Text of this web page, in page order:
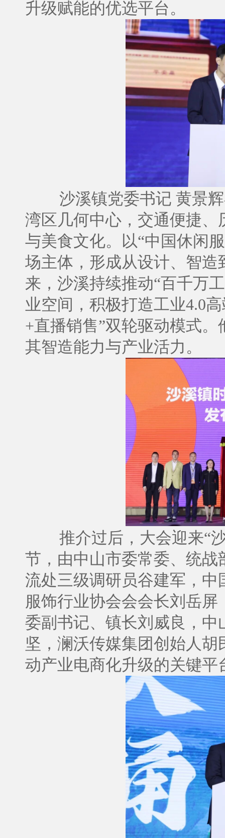
升级赋能的优选平台。
沙溪镇党委书记 黄景
湾区几何中心，交通便捷
与美食文化。以“中国休闲
场主体，形成从设计、智
来，沙溪持续推动“百千万
业空间，积极打造工业4.0
+直播销售”双轮驱动模式
其智造能力与产业活力。
推介过后，大会迎来“
节，由中山市委常委、统
流处三级调研员谷建军，
服饰行业协会会会长刘岳
委副书记、镇长刘威良，
坚，澜沃传媒集团创始人
动产业电商化升级的关键平